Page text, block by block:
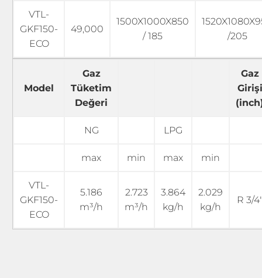
VTL-
GKF150-
ECO
49,000
1500X1000X850
/ 185
/205
Model
Gaz
Tüketim
Değeri
Gaz
Girişi
NG LPG
max min max min
VTL-
GKF150-
ECO
5.186
m³/h
2.723
m³/h
3.864
kg/h
2.029
kg/h
R 3/